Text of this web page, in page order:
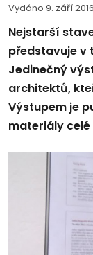
Vydáno 9. září
Nejstarší
představuje v
Jedinečný
architektů,
Výstupem je
materiály celé